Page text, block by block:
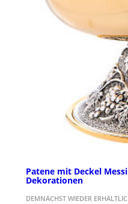
Patene mit Deckel
Dekorationen
DEMNÄCHST WIEDER